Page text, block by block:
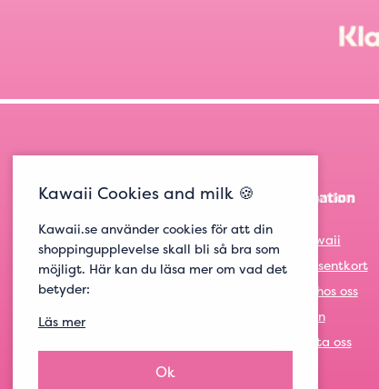
Information
Om Kawaii
Om presentkort
Jobba hos oss
Logga in
Kontakta oss
Kawaii Cookies and milk 🍪
Kawaii.se använder cookies för att din
shoppingupplevelse skall bli så bra som
möjligt. Här kan du läsa mer om vad det
betyder:
Läs mer
Ok